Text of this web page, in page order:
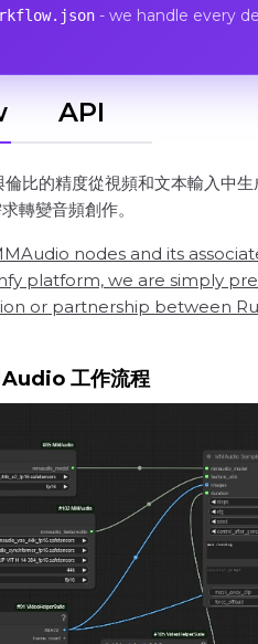
- we handle every
API
比的精度從視頻和文本輸入中
轉變音頻創作。
nodes and its
platform, we are simply
or partnership between
工作流程